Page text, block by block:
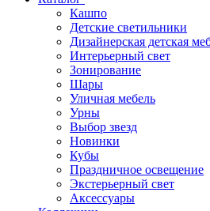
Кашпо
Детские светильники
Дизайнерская детская
Интерьерный свет
Зонирование
Шары
Уличная мебель
Урны
Выбор звезд
Новинки
Кубы
Праздничное освещение
Экстерьерный свет
Аксессуары